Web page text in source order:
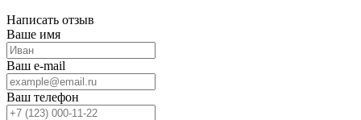
Написать отзыв
Ваше имя
Ваш e-mail
Ваш телефон